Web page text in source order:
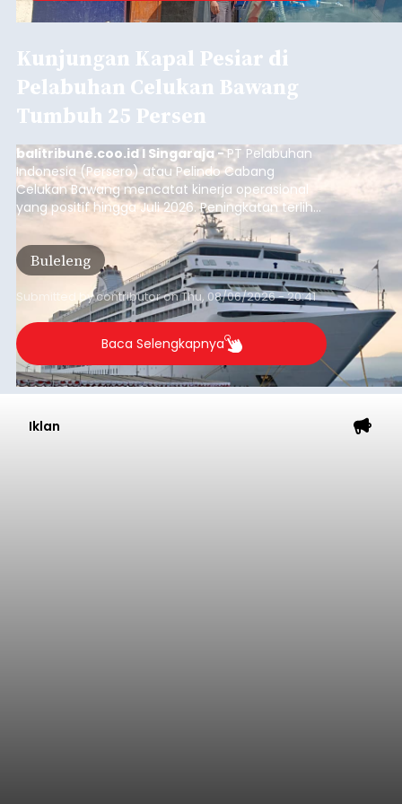
Kunjungan Kapal Pesiar di
Pelabuhan Celukan Bawang
Tumbuh 25 Persen
balitribune.coo.id I Singaraja -PT Pelabuhan
Indonesia (Persero) atau Pelindo Cabang
Celukan Bawang mencatat kinerja operasional
yang positif hingga Juli 2026. Peningkatan terlihat
dari arus kapal yang mencapai 1,48 juta Gross
Tonnage (GT), atau tumbuh 12,4 persen
dibandingkan periode yang sama tahun lalu
yang tercatat sebesar 1,32 juta GT.
Buleleng
Submitted bycontributoronThu, 08/06/2026 - 20:41
Baca Selengkapnya
Iklan